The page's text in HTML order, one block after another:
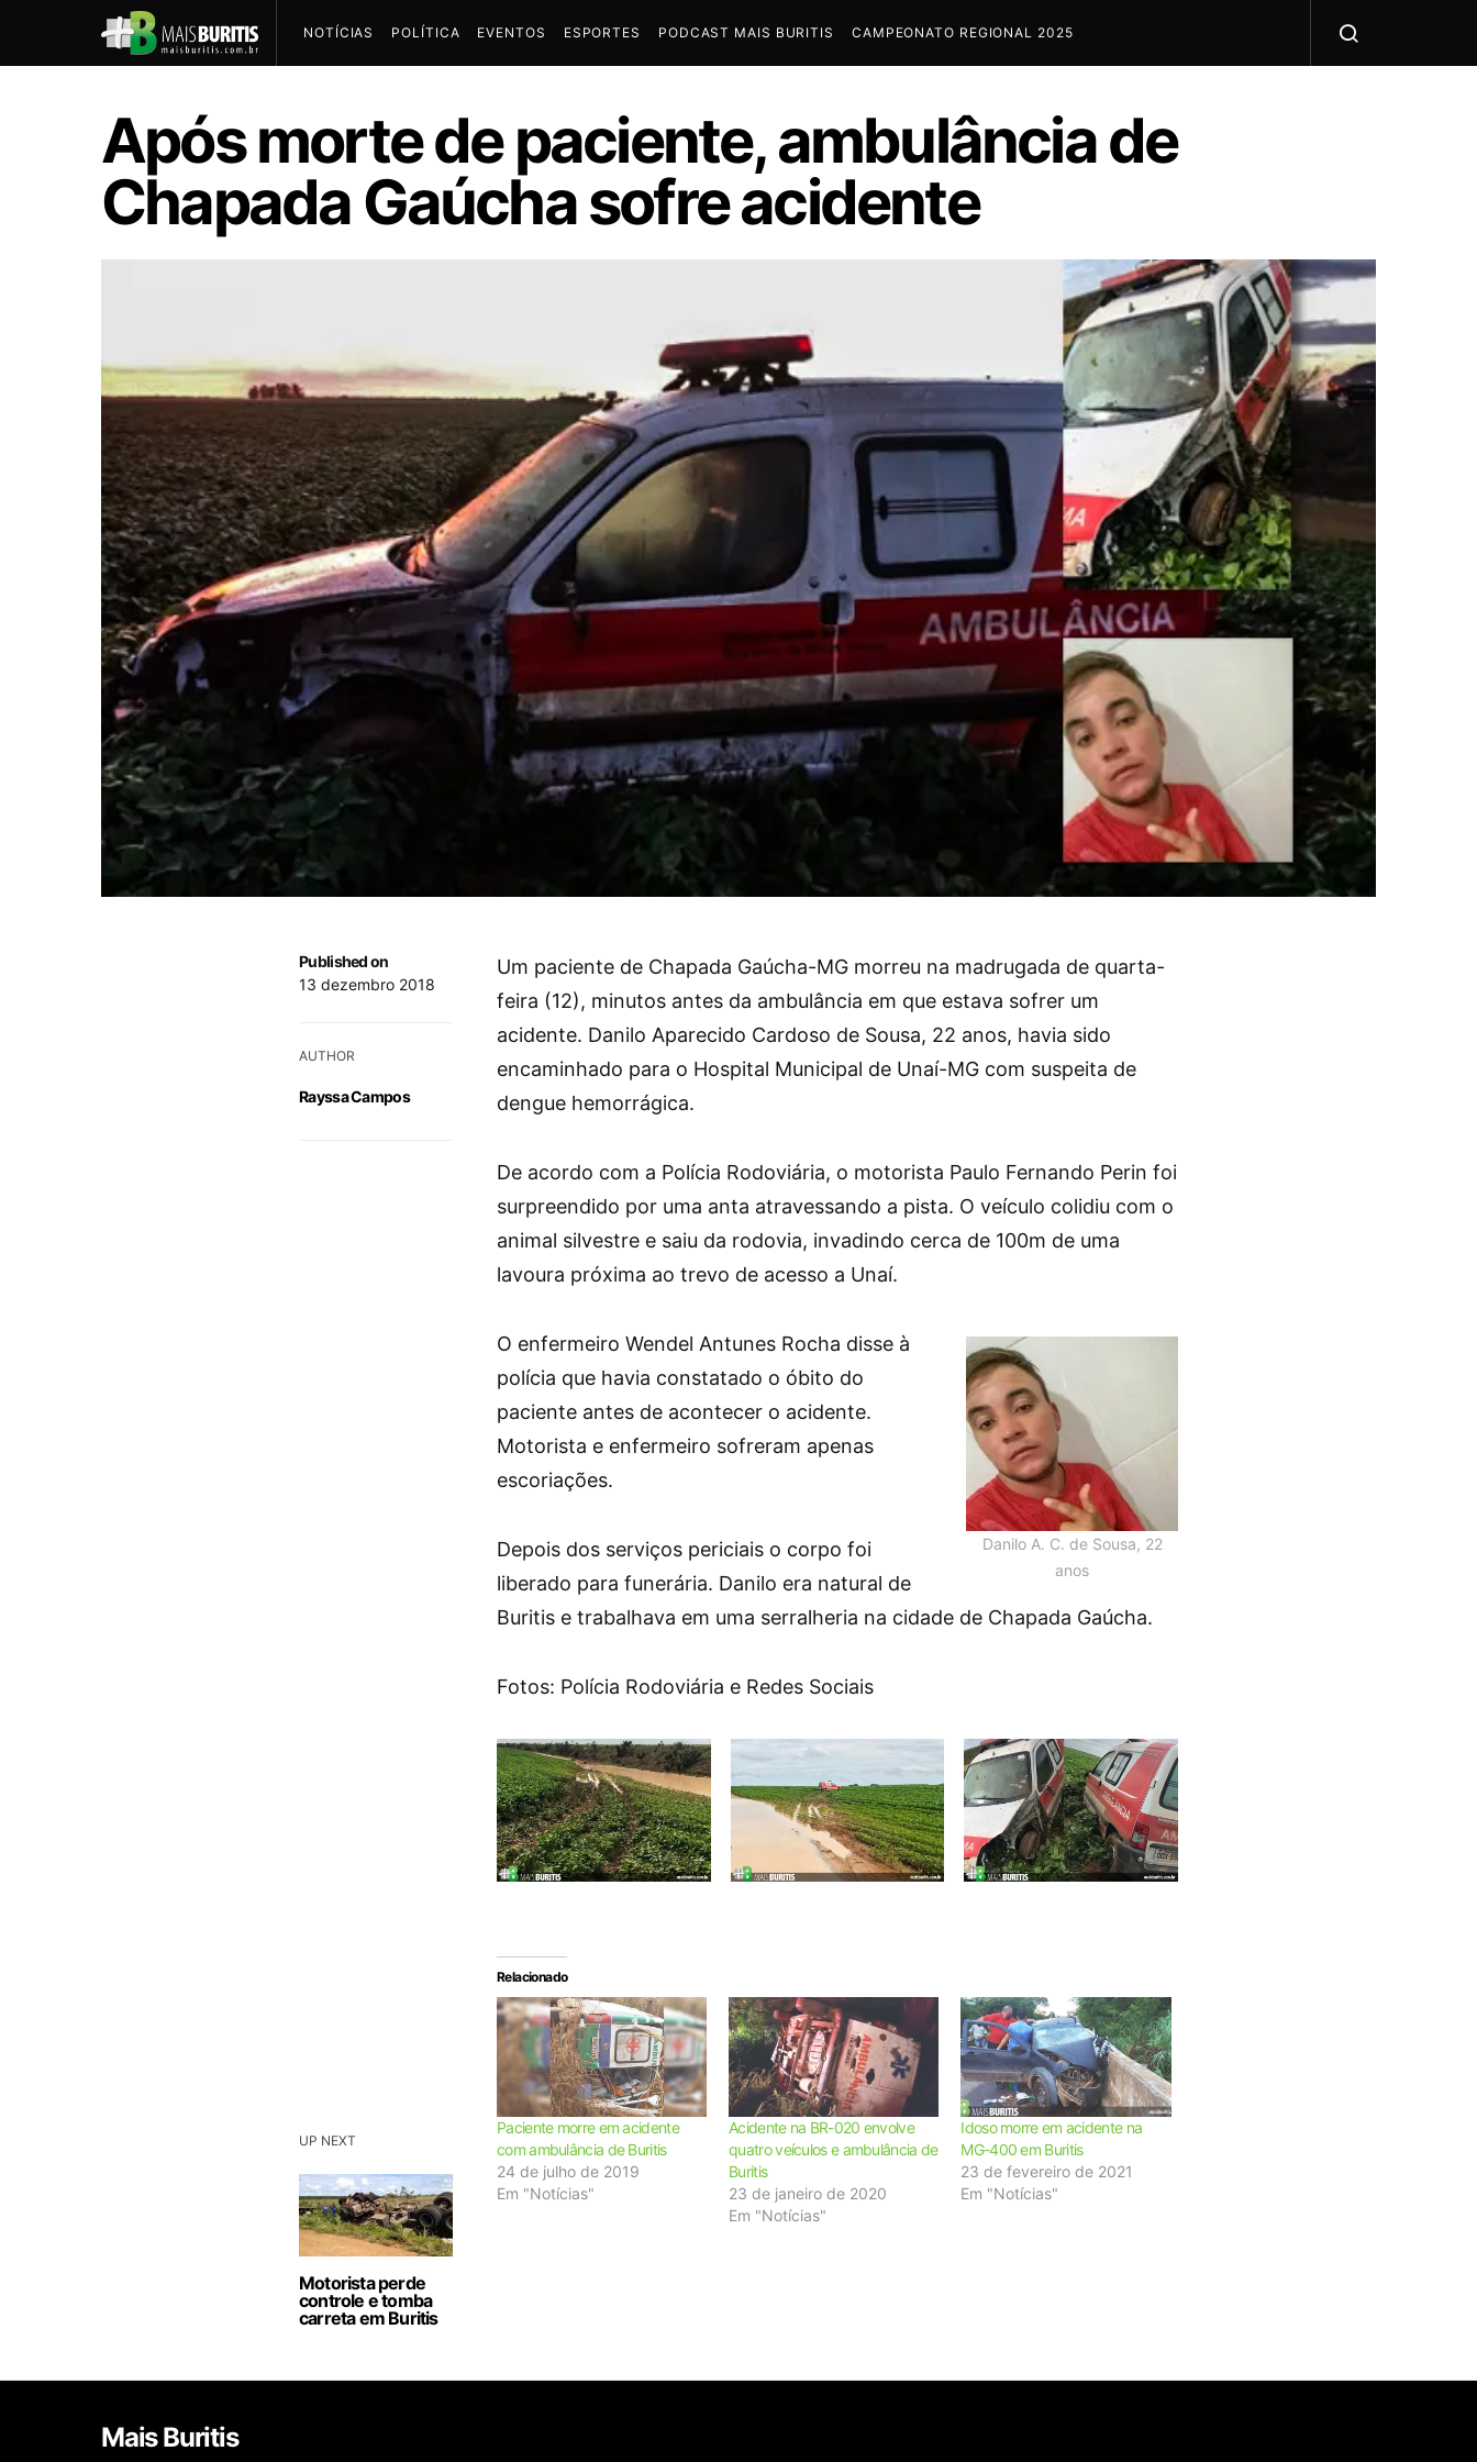
NOTÍCIAS POLÍTICA EVENTOS ESPORTES PODCAST MAIS BURITIS CAMPEONATO REGIONAL 2025
Após morte de paciente, ambulância de
Chapada Gaúcha sofre acidente
UP NEXT
Motorista perde
controle e tomba
carreta em Buritis
Published on
13 dezembro 2018
AUTHOR
Rayssa Campos
Um paciente de Chapada Gaúcha-MG morreu na madrugada de quarta-
feira (12), minutos antes da ambulância em que estava sofrer um
acidente. Danilo Aparecido Cardoso de Sousa, 22 anos, havia sido
encaminhado para o Hospital Municipal de Unaí-MG com suspeita de
dengue hemorrágica.
De acordo com a Polícia Rodoviária, o motorista Paulo Fernando Perin foi
surpreendido por uma anta atravessando a pista. O veículo colidiu com o
animal silvestre e saiu da rodovia, invadindo cerca de 100m de uma
lavoura próxima ao trevo de acesso a Unaí.
Danilo A. C. de Sousa, 22
anos
O enfermeiro Wendel Antunes Rocha disse à
polícia que havia constatado o óbito do
paciente antes de acontecer o acidente.
Motorista e enfermeiro sofreram apenas
escoriações.
Depois dos serviços periciais o corpo foi
liberado para funerária. Danilo era natural de
Buritis e trabalhava em uma serralheria na cidade de Chapada Gaúcha.
Fotos: Polícia Rodoviária e Redes Sociais
Relacionado
Paciente morre em acidente
com ambulância de Buritis
24 de julho de 2019
Em "Notícias"
Acidente na BR-020 envolve
quatro veículos e ambulância de
Buritis
23 de janeiro de 2020
Em "Notícias"
Idoso morre em acidente na
MG-400 em Buritis
23 de fevereiro de 2021
Em "Notícias"
Mais Buritis